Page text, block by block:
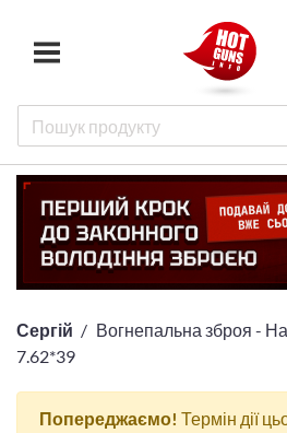
Сергій Вогнепальна зброя -
7.62*39
Попереджаємо! Термін дії